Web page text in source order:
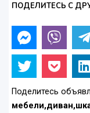
ПОДЕЛИТЕСЬ С
Поделитесь